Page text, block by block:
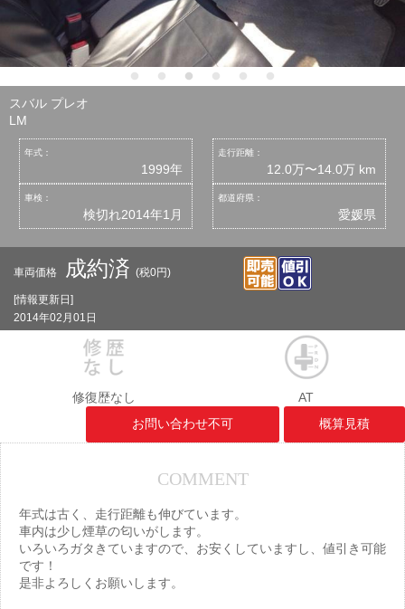
スバル プレオ
LM
年式：
1999年
走行距離：
12.0万〜14.0万 km
車検：
検切れ2014年1月
都道府県：
愛媛県
車両価格 成約済(税0円)
[情報更新日]
2014年02月01日
修復歴なし
AT
お問い合わせ不可
概算見積
COMMENT
年式は古く、走行距離も伸びています。
車内は少し煙草の匂いがします。
いろいろガタきていますので、お安くしていますし、値引き可能
です！
是非よろしくお願いします。